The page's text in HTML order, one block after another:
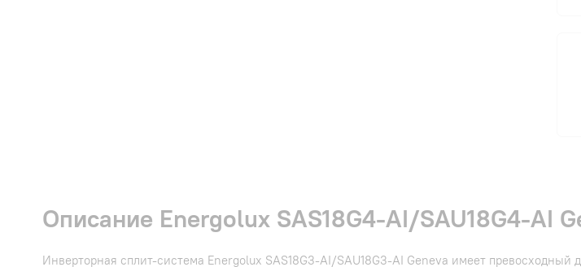
Описание Energolux SAS18G4-AI/SAU18G4-AI
Инверторная сплит-система Energolux SAS18G3-AI/SAU18G3-AI Geneva имеет